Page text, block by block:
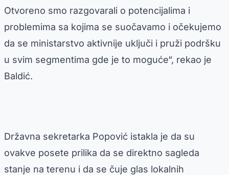
Otvoreno smo razgovarali o potencijalima i
problemima sa kojima se suočavamo i očekujemo
da se ministarstvo aktivnije uključi i pruži podršku
u svim segmentima gde je to moguće“, rekao je
Baldić.
Državna sekretarka Popović istakla je da su
ovakve posete prilika da se direktno sagleda
stanje na terenu i da se čuje glas lokalnih